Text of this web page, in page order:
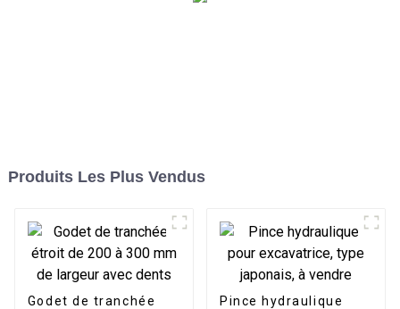
Produits Les Plus Vendus
Godet de tranchée Pince hydraulique